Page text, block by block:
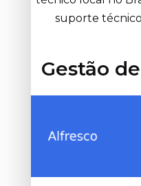
suporte
Gestão